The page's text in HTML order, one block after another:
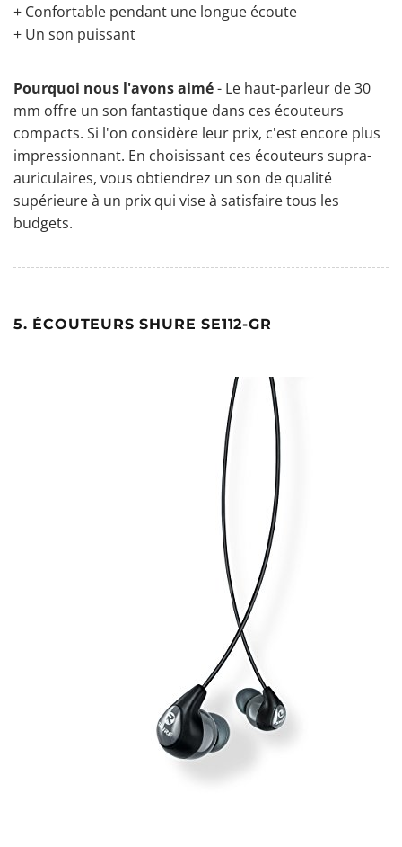
+ Confortable pendant une longue écoute
+ Un son puissant
Pourquoi nous l'avons aimé- Le haut-parleur de 30
mm offre un son fantastique dans ces écouteurs
compacts. Si l'on considère leur prix, c'est encore plus
impressionnant. En choisissant ces écouteurs supra-
auriculaires, vous obtiendrez un son de qualité
supérieure à un prix qui vise à satisfaire tous les
budgets.
5. ÉCOUTEURS SHURE SE112-GR